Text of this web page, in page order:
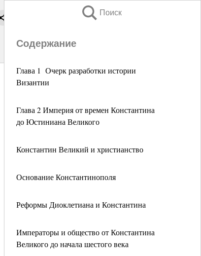
Поиск
Содержание
Глава 1 Очерк разработки истории
Византии
Глава 2 Империя от времен Константина
до Юстиниана Великого
Константин Великий и христианство
Основание Константинополя
Реформы Диоклетиана и Константина
Императоры и общество от Константина
Великого до начала шестого века